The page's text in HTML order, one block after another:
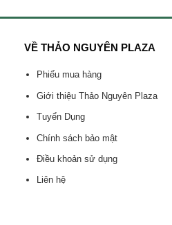
VỀ THẢO NGUYÊN PLAZA
Phiếu mua hàng
Giới thiệu Thảo Nguyên Plaza
Tuyển Dụng
Chính sách bảo mật
Điều khoản sử dụng
Liên hệ